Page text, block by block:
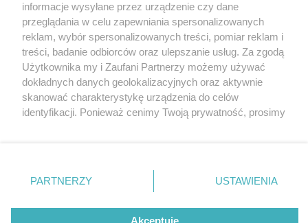
8 / 10
Byt mdk kaloryfery
Nie zapomnij
zapoznać się z:
polityką prywatności regulamin korzystania z portali
Twojemiasto
Piekary Śląskie
Chorzów
Tarnowskie Góry
Gliwice
Skontakuj sięz nami
Kontakt
Wydawca
Pogoda
informacje wysyłane przez urządzenie czy dane
przeglądania w celu zapewniania spersonalizowanych
reklam, wybór spersonalizowanych treści, pomiar reklam i
treści, badanie odbiorców oraz ulepszanie usług. Za zgodą
Użytkownika my i Zaufani Partnerzy możemy używać
dokładnych danych geolokalizacyjnych oraz aktywnie
skanować charakterystykę urządzenia do celów
identyfikacji. Ponieważ cenimy Twoją prywatność, prosimy
prywatności znajdujący się w lewym dolnym rogu strony
. Niektóre rodzaje przetwarzania danych nie wymagają
zgody użytkownika, ale masz prawo sprzeciwić się
takiemu przetwarzaniu. Preferencje będą miały
PARTNERZY USTAWIENIA
Akceptuję